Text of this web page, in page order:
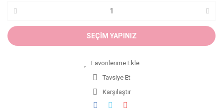
SEÇİM YAPINIZ
Tavsiye Et
Karşılaştır